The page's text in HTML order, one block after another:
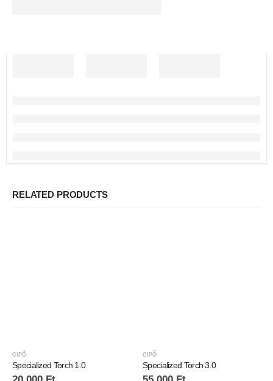
RELATED PRODUCTS
CIPŐ
Specialized Torch 1.0
CIPŐ
Specialized Torch 3.0